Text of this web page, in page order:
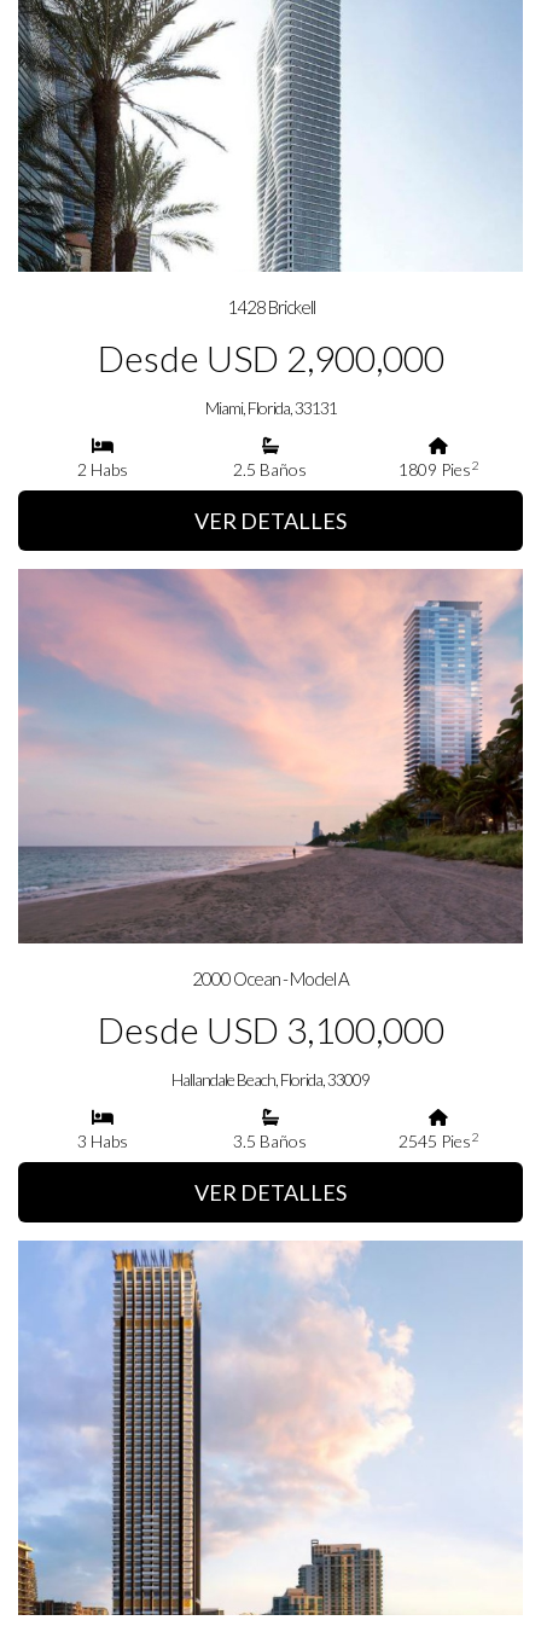
1428 Brickell
Desde USD 2,900,000
Miami, Florida, 33131
2 Habs 2.5 Baños 1809 Pies2
VER DETALLES
2000 Ocean - Model A
Desde USD 3,100,000
Hallandale Beach, Florida, 33009
3 Habs 3.5 Baños 2545 Pies2
VER DETALLES